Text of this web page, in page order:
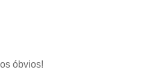
óbvios!